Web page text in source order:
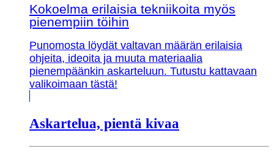
Kokoelma erilaisia tekniikoita myös
pienempiin töihin
Punomosta löydät valtavan määrän erilaisia
ohjeita, ideoita ja muuta materiaalia
pienempäänkin askarteluun. Tutustu kattavaan
valikoimaan tästä!
Askartelua, pientä kivaa